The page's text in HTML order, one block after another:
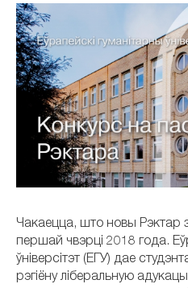
Чакаецца, што новы Рэктар
першай чвэрці 2018 года.
ўніверсітэт (ЕГУ) дае
рэгіёну ліберальную